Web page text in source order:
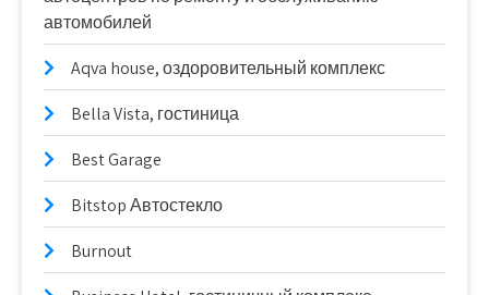
автомобилей
Aqva house, оздоровительный комплекс
Bella Vista, гостиница
Best Garage
Bitstop Автостекло
Burnout